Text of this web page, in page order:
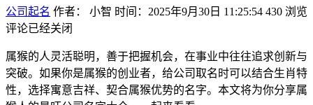
公司起名 作者： 小智 时间：2025年9月30日 11:25:54 430 浏览
评论已经关闭
属猴的人灵活聪明，善于把握机会，在事业中往往追求创新与
突破。如果你是属猴的创业者，给公司取名时可以结合生肖特
性，选择寓意吉祥、契合属猴优势的名字。本文将为你分享属